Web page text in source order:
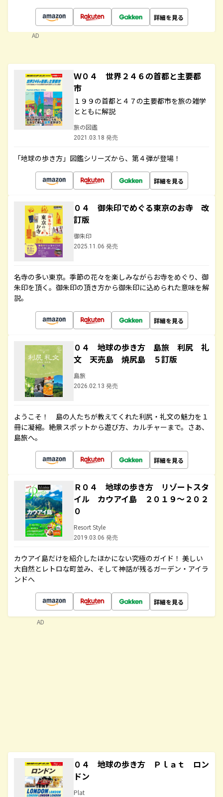
詳細を見る
AD
Ｗ０４ 世界２４６の首都と主要都
市
１９９の首都と４７の主要都市を旅の雑学
とともに解説
旅の図鑑
2021.03.18 発売
「地球の歩き方」図鑑シリーズから、第４弾が登場！
詳細を見る
０４ 御朱印でめぐる東京のお寺 改
訂版
御朱印
2025.11.06 発売
名寺の多い東京。季節の花々を楽しみながらお寺をめぐり、御
朱印を頂く。御朱印の頂き方から御朱印に込められた意味を解
説。
詳細を見る
０４ 地球の歩き方 島旅 利尻 礼
文 天売島 焼尻島 ５訂版
島旅
2026.02.13 発売
ようこそ！ 島の人たちが教えてくれた利尻・礼文の魅力を１
冊に凝縮。絶景スポットから遊び方、カルチャーまで。さあ、
島旅へ。
詳細を見る
Ｒ０４ 地球の歩き方 リゾートスタ
イル カウアイ島 ２０１９～２０２
０
Resort Style
2019.03.06 発売
カウアイ島だけを紹介したほかにない究極のガイド！ 美しい
大自然とレトロな町並み、そして神話が残るガーデン・アイラ
ンドへ
詳細を見る
０４ 地球の歩き方 Ｐｌａｔ ロン
ドン
Plat
AD